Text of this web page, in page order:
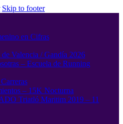
Skip to footer
en Cifras
Valencia / Gandía 2026
– Escuela de Running
– 15K Nocturna
Triatló Maritim 2019 – 11